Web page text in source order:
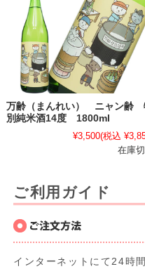
万齢（まんれい） ニャン齢
別純米酒14度 1800ml
¥3,500(税込
在庫
ご利用ガイド
インターネットにて24時